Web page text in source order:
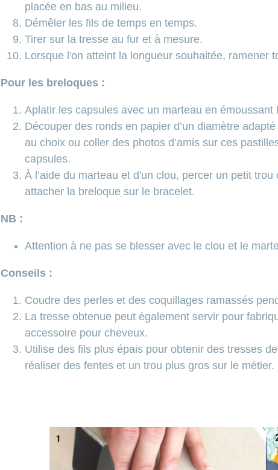
placée en bas au milieu.
Démêler les fils de temps en temps.
Tirer sur la tresse au fur et à mesure.
Lorsque l'on atteint la longueur souhaitée,
Pour les breloques :
Aplatir les capsules avec un marteau en émoussant
Découper des ronds en papier d’un diamètre
au choix ou coller des photos d’amis sur ces
capsules.
À l’aide du marteau et d'un clou, percer un petit
attacher la breloque sur le bracelet.
NB :
Attention à ne pas se blesser avec le clou et le
Conseils :
Coudre des perles et des coquillages ramassés
La tresse obtenue peut également servir pour
accessoire pour cheveux.
Utilise des fils plus épais pour obtenir des tresses
réaliser des fentes et un trou plus gros sur le métier.